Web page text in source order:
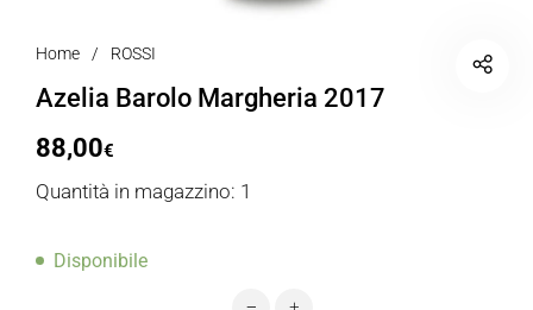
Home / ROSSI
Azelia Barolo Margheria 2017
88,00€
Quantità in magazzino: 1
Disponibile
Azelia Barolo Margheria 2017